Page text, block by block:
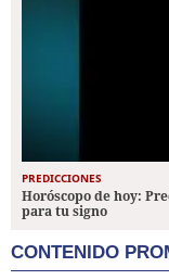
PREDICCIONES
Horóscopo de hoy:
para tu signo
CONTENIDO